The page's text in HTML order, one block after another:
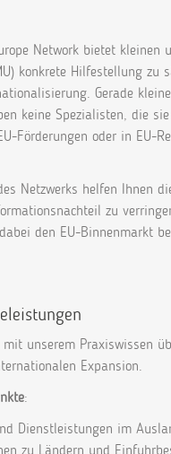
Network bietet kleinen
konkrete Hilfestellung zu
Gerade
keine Spezialisten, die
Förderungen oder in EU-
Netzwerks helfen Ihnen
zu
den EU-Binnenmarkt
unserem Praxiswissen
Expansion.
:
Dienstleistungen im
zu Ländern und